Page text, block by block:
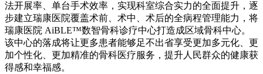
法开展率、单台手术效率，实现科室综合实力的全面提升，逐
步建立瑞康医院覆盖术前、术中、术后的全病程管理能力，将
瑞康医院 AiBLE™数智骨科诊疗中心打造成区域骨科中心。
该中心的落成将让更多患者能够足不出省享受更加多元化、更
加个性化、更加精准的骨科医疗服务，提升人民群众的健康获
得感和幸福感。